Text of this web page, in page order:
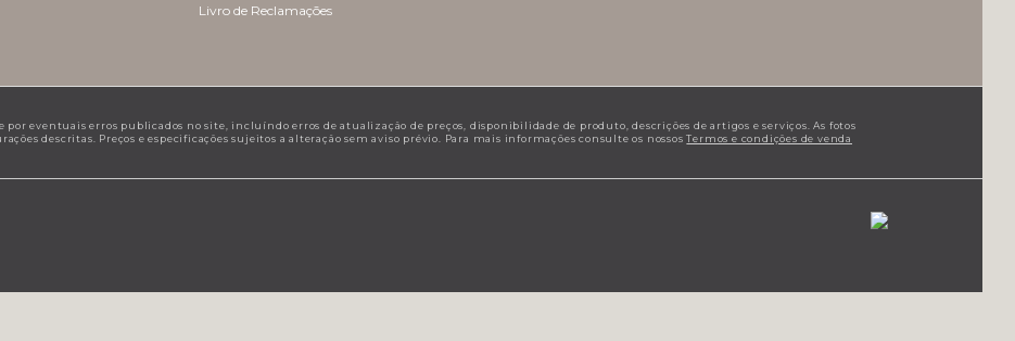
Livro de Reclamações
eventuais erros publicados no site, incluíndo erros de atualização de preços, disponibilidade de produto, descrições de artigos e serviços. As fotos
descritas. Preços e especificações sujeitos a alteração sem aviso prévio. Para mais informações consulte os nossosTermos e condições de venda